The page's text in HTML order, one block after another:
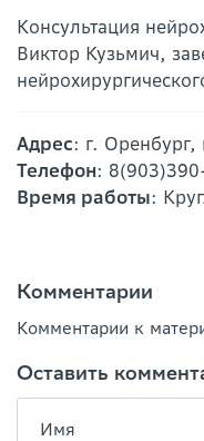
Консультация
Виктор Кузьмич,
Адрес: г.
Телефон:
Время работы:
Комментарии
Комментарии к
Оставить
Имя